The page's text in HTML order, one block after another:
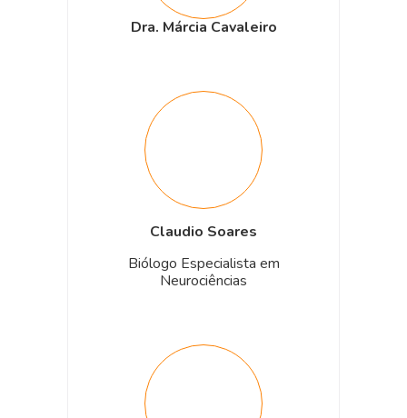
Dra. Márcia Cavaleiro
Claudio Soares
Biólogo Especialista em
Neurociências